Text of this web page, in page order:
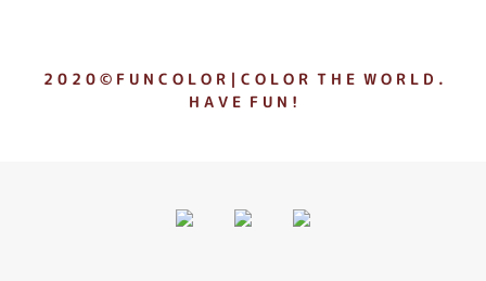
2 0 2 0 © F U N C O L O R｜C O L O R T H E W O R L D .
H A V E F U N !